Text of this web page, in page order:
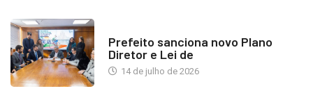
Prefeito sanciona novo Plano
Diretor e Lei de
14 de julho de 2026